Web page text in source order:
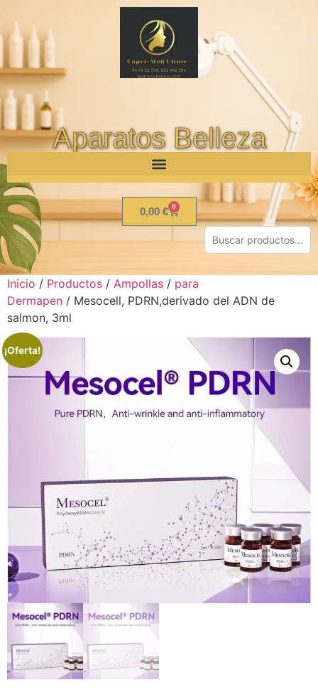
Aparatos Belleza
0,00 € 0
Inicio / Productos / Ampollas / para
Dermapen / Mesocell, PDRN,derivado del ADN de
salmon, 3ml
¡Oferta!